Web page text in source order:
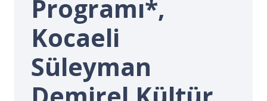
Programı*,
Kocaeli
Süleyman